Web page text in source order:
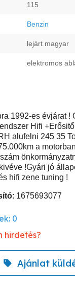
115
Benzin
lejárt magyar
elektromos
1992-es évjárat !
Hifi
alufelni 245 35
a
!Gyári jó
hifi zene tuning !
: 1675693077
0
hirdetés?
Ajánlat